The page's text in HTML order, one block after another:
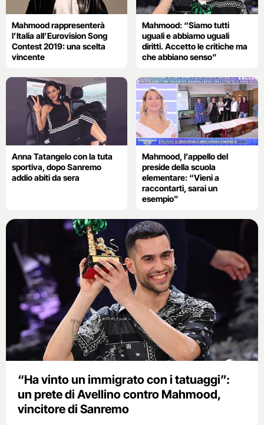
Mahmood rappresenterà
l’Italia all’Eurovision Song
Contest 2019: una scelta
vincente
Mahmood: “Siamo tutti
uguali e abbiamo uguali
diritti. Accetto le critiche ma
che abbiano senso”
Anna Tatangelo con la tuta
sportiva, dopo Sanremo
addio abiti da sera
Mahmood, l’appello del
preside della scuola
elementare: “Vieni a
raccontarti, sarai un
esempio”
“Ha vinto un immigrato con i tatuaggi”:
un prete di Avellino contro Mahmood,
vincitore di Sanremo